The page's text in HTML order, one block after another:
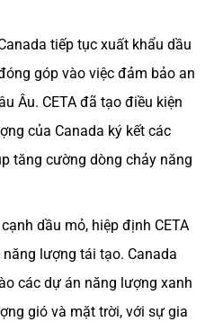
tiếp tục xuất khẩu dầu
góp vào việc đảm bảo an
Âu. CETA đã tạo điều kiện
của Canada ký kết các
tăng cường dòng chảy năng
dầu mỏ, hiệp định CETA
lượng tái tạo. Canada
các dự án năng lượng xanh
gió và mặt trời, với sự gia